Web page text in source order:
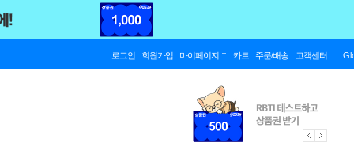
로그인 회원가입 마이페이지 카트 주문/배송 고객센터